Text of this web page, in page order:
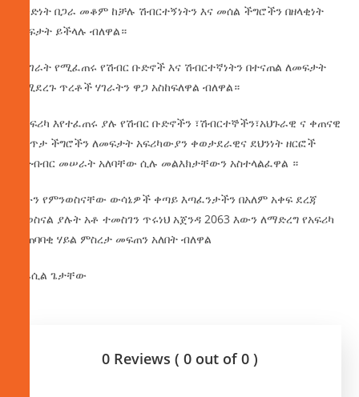
አንድነት በጋራ መቆም ከቻሉ ሽብርተኝነትን እና መሰል ችግሮችን በዘላቂነት
መፍታት ይችላሉ ብለዋል።
በሃገራት የሚፈጠሩ የሽብር ቡድኖች እና ሽብርተኛነትን በተናጠል ለመፍታት
የሚደረጉ ጥረቶች ሃገራትን ዋጋ አስከፍለዋል ብለዋል።
በአፍሪካ እየተፈጠሩ ያሉ የሽብር ቡድኖችን ፣ሽብርተኞችን፣አህጉራዊ ና ቀጠናዊ
የጸጥታ ችግሮችን ለመፍታት አፍሪካውያን ቀወታደራዊና ደህንነት ዘርፎች
በትብብር መሠራት አለባቸው ሲሉ መልእክታቸውን አስተላልፈዋል ።
አሁን የምንወስናቸው ውሳኔዎች ቀጣይ እጣፈንታችን በአለም አቀፍ ደረጃ
ይወስናል ያሉት አቶ ተመስገን ጥሩነህ አጀንዳ 2063 እውን ለማድረግ የአፍሪካ
ተጠባባቂ ሃይል ምስረታ መፍጠን አለበት ብለዋል
በፋሲል ጌታቸው
0 Reviews ( 0 out of 0 )